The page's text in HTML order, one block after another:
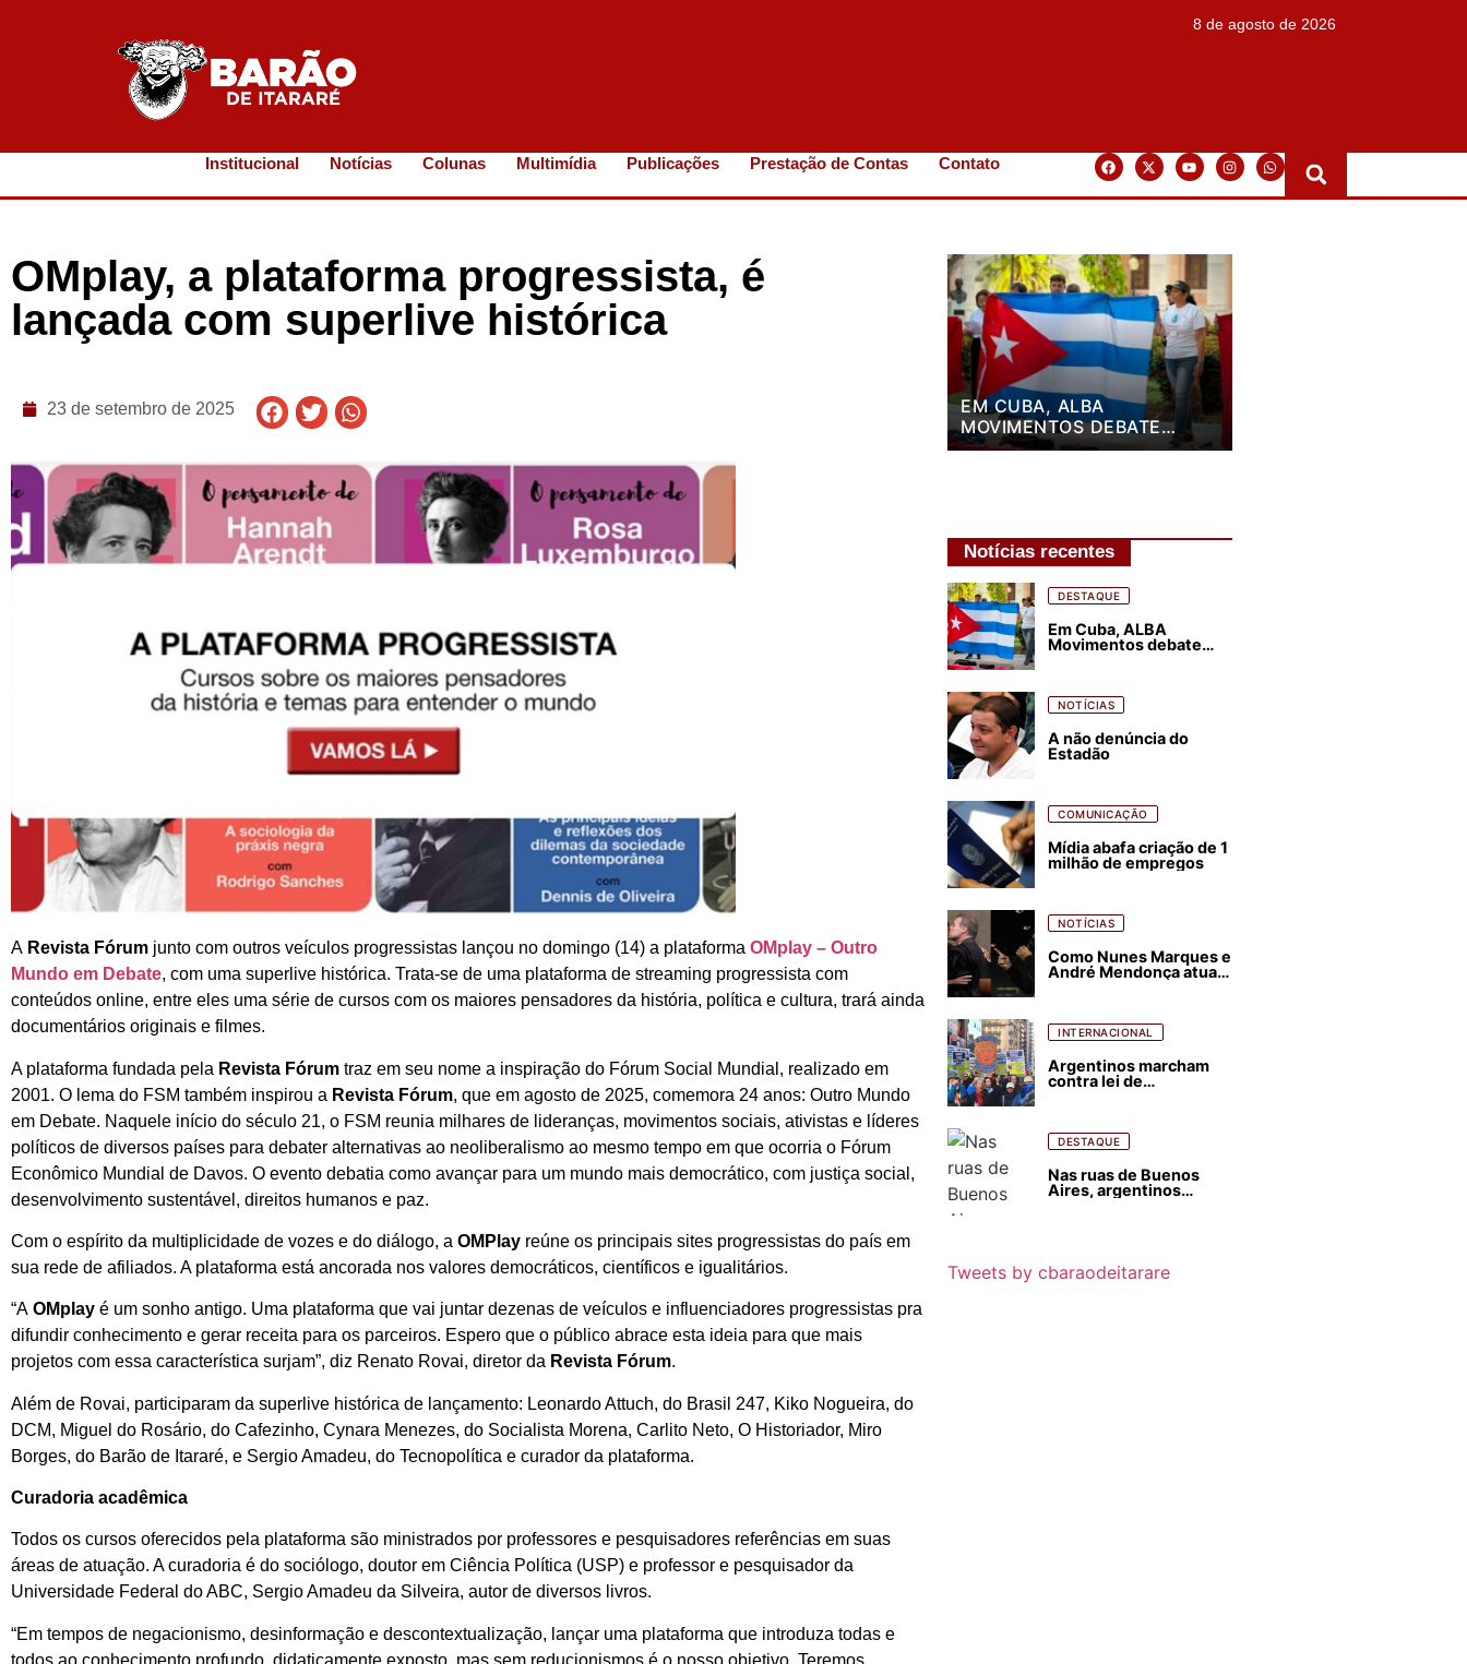
8 de agosto de 2026
Institucional Notícias Colunas Multimídia Publicações Prestação de Contas Contato
OMplay, a plataforma progressista, é
lançada com superlive histórica
23 de setembro de 2025
A Revista Fórum junto com outros veículos progressistas lançou no domingo (14) a plataforma OMplay – Outro
Mundo em Debate, com uma superlive histórica. Trata-se de uma plataforma de streaming progressista com
conteúdos online, entre eles uma série de cursos com os maiores pensadores da história, política e cultura, trará ainda
documentários originais e filmes.
A plataforma fundada pela Revista Fórum traz em seu nome a inspiração do Fórum Social Mundial, realizado em
2001. O lema do FSM também inspirou a Revista Fórum, que em agosto de 2025, comemora 24 anos: Outro Mundo
em Debate. Naquele início do século 21, o FSM reunia milhares de lideranças, movimentos sociais, ativistas e líderes
políticos de diversos países para debater alternativas ao neoliberalismo ao mesmo tempo em que ocorria o Fórum
Econômico Mundial de Davos. O evento debatia como avançar para um mundo mais democrático, com justiça social,
desenvolvimento sustentável, direitos humanos e paz.
Com o espírito da multiplicidade de vozes e do diálogo, a OMPlay reúne os principais sites progressistas do país em
sua rede de afiliados. A plataforma está ancorada nos valores democráticos, científicos e igualitários.
“A OMplay é um sonho antigo. Uma plataforma que vai juntar dezenas de veículos e influenciadores progressistas pra
difundir conhecimento e gerar receita para os parceiros. Espero que o público abrace esta ideia para que mais
projetos com essa característica surjam”, diz Renato Rovai, diretor da Revista Fórum.
Além de Rovai, participaram da superlive histórica de lançamento: Leonardo Attuch, do Brasil 247, Kiko Nogueira, do
DCM, Miguel do Rosário, do Cafezinho, Cynara Menezes, do Socialista Morena, Carlito Neto, O Historiador, Miro
Borges, do Barão de Itararé, e Sergio Amadeu, do Tecnopolítica e curador da plataforma.
Curadoria acadêmica
Todos os cursos oferecidos pela plataforma são ministrados por professores e pesquisadores referências em suas
áreas de atuação. A curadoria é do sociólogo, doutor em Ciência Política (USP) e professor e pesquisador da
Universidade Federal do ABC, Sergio Amadeu da Silveira, autor de diversos livros.
“Em tempos de negacionismo, desinformação e descontextualização, lançar uma plataforma que introduza todas e
todos ao conhecimento profundo, didaticamente exposto, mas sem reducionismos é o nosso objetivo. Teremos
EM CUBA, ALBA
MOVIMENTOS DEBATE
PLANO DE LUTA PARA OS
Notícias recentes
DESTAQUE
Em Cuba, ALBA
Movimentos debate
NOTÍCIAS
A não denúncia do
Estadão
COMUNICAÇÃO
Mídia abafa criação de 1
milhão de empregos
NOTÍCIAS
Como Nunes Marques e
André Mendonça atuam
INTERNACIONAL
Argentinos marcham
contra lei de
florestais
DESTAQUE
Nas ruas de Buenos
Aires, argentinos
Tweets by cbaraodeitarare